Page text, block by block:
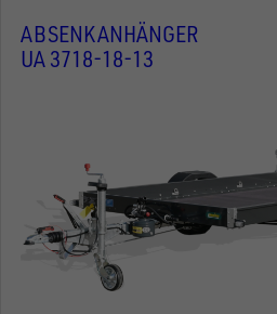
ABSENKANHÄNGER
UA 3718-18-13